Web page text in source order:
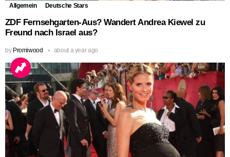
Allgemein Deutsche Stars
ZDF Fernsehgarten-Aus? Wandert Andrea Kiewel zu
Freund nach Israel aus?
by Promiwood about a year ago